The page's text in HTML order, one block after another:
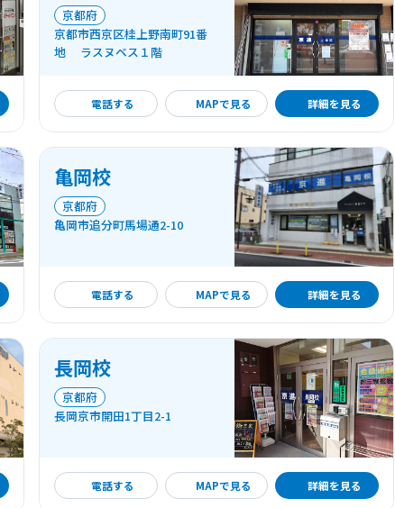
京都府
京都市西京区桂上野南町91番
地 ラスヌベス１階
電話する MAPで見る
詳細を見る
詳細を見る
亀岡校
京都府
亀岡市追分町馬場通2-10
電話する MAPで見る
詳細を見る
詳細を見る
長岡校
京都府
長岡京市開田1丁目2-1
電話する MAPで見る
詳細を見る
詳細を見る